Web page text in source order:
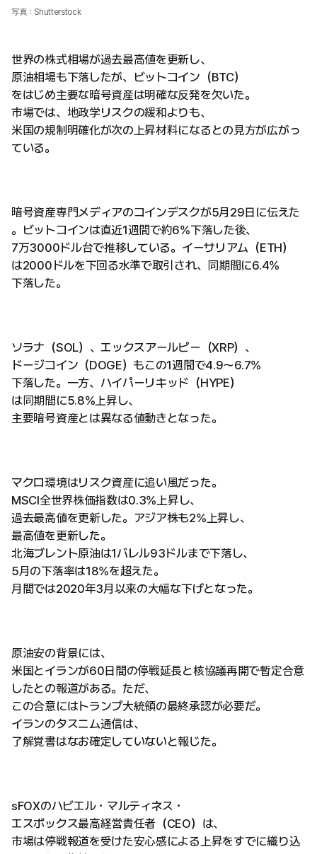
写真：Shutterstock
世界の株式相場が過去最高値を更新し、
原油相場も下落したが、ビットコイン（BTC）
をはじめ主要な暗号資産は明確な反発を欠いた。
市場では、地政学リスクの緩和よりも、
米国の規制明確化が次の上昇材料になるとの見方が広がっ
ている。
暗号資産専門メディアのコインデスクが5月29日に伝えた
。ビットコインは直近1週間で約6%下落した後、
7万3000ドル台で推移している。イーサリアム（ETH）
は2000ドルを下回る水準で取引され、同期間に6.4%
下落した。
ソラナ（SOL）、エックスアールピー（XRP）、
ドージコイン（DOGE）もこの1週間で4.9〜6.7%
下落した。一方、ハイパーリキッド（HYPE）
は同期間に5.8%上昇し、
主要暗号資産とは異なる値動きとなった。
マクロ環境はリスク資産に追い風だった。
MSCI全世界株価指数は0.3%上昇し、
過去最高値を更新した。アジア株も2%上昇し、
最高値を更新した。
北海ブレント原油は1バレル93ドルまで下落し、
5月の下落率は18%を超えた。
月間では2020年3月以来の大幅な下げとなった。
原油安の背景には、
米国とイランが60日間の停戦延長と核協議再開で暫定合意
したとの報道がある。ただ、
この合意にはトランプ大統領の最終承認が必要だ。
イランのタスニム通信は、
了解覚書はなお確定していないと報じた。
sFOXのハビエル・マルティネス・
エスボックス最高経営責任者（CEO）は、
市場は停戦報道を受けた安心感による上昇をすでに織り込